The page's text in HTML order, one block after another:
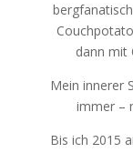
dann mit
Mein innerer
immer –
Bis ich 2015